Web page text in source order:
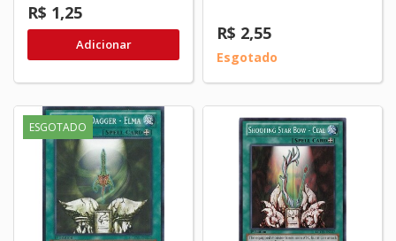
R$ 1,25
Adicionar
R$ 2,55
Esgotado
ESGOTADO